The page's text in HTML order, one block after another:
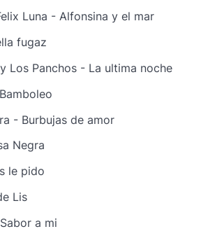
Luna -Alfonsina y el mar
fugaz
Los Panchos - La ultima noche
Bamboleo
- Burbujas de amor
Negra
le pido
Lis
Sabor a mi